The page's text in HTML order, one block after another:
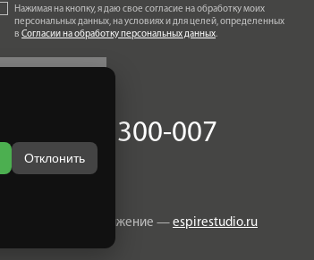
Нажимая на кнопку, я даю свое согласие на обработку моих
персональных данных, на условиях и для целей, определенных
в Согласии на обработку персональных данных.
+7 (4832) 300-007
Разработка и продвижение — espirestudio.ru
Отклонить